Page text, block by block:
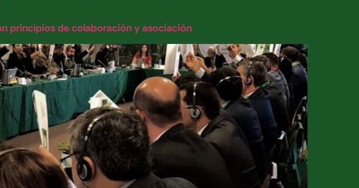
principios de colaboración y asociación